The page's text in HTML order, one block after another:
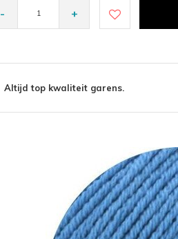
- +
Altijd top kwaliteit garens.